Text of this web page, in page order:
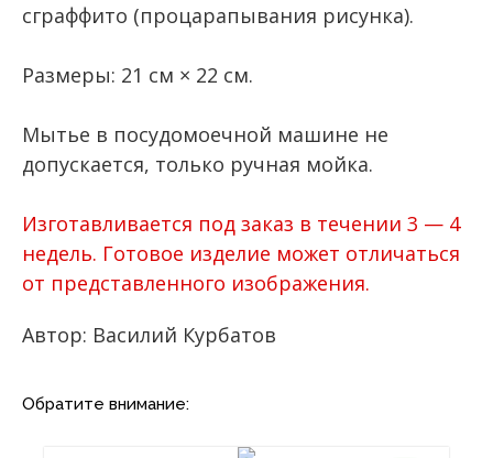
сграффито (процарапывания рисунка).
Размеры: 21 см × 22 см.
Мытье в посудомоечной машине не
допускается, только ручная мойка.
Изготавливается под заказ в течении 3 — 4
недель. Готовое изделие может отличаться
от представленного изображения.
Автор: Василий Курбатов
Обратите внимание: